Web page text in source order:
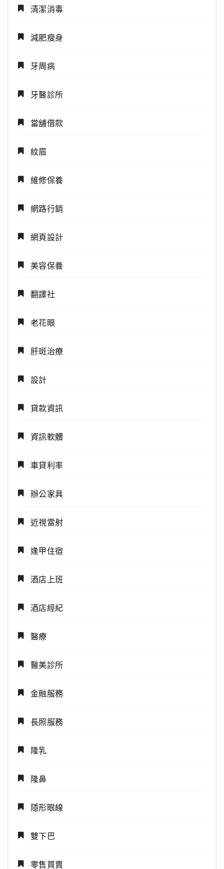
清潔消毒
減肥瘦身
牙周病
牙醫診所
當舖借款
紋眉
維修保養
網路行銷
網頁設計
美容保養
翻譯社
老花眼
肝斑治療
設計
貸款資訊
資訊軟體
車貸利率
辦公家具
近視雷射
逢甲住宿
酒店上班
酒店經紀
醫療
醫美診所
金融服務
長照服務
隆乳
隆鼻
隱形眼線
雙下巴
零售買賣